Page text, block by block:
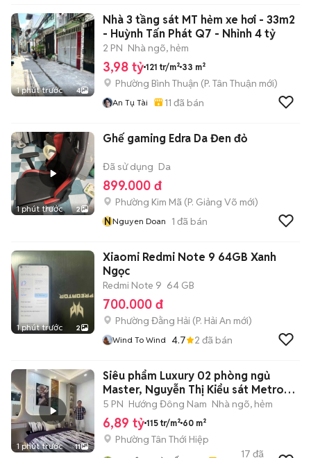
1 phút trước 4
Nhà 3 tầng sát MT hẻm xe hơi - 33m2
- Huỳnh Tấn Phát Q7 - Nhỉnh 4 tỷ
2 PN Nhà ngõ, hẻm
3,98 tỷ 121 tr/m² 33 m²
Phường Bình Thuận (P. Tân Thuận mới)
An Tụ Tài 11 đã bán
1 phút trước 2
Ghế gaming Edra Da Đen đỏ
Đã sử dụng Da
899.000 đ
Phường Kim Mã (P. Giảng Võ mới)
NNguyen Doan 1 đã bán
1 phút trước 2
Xiaomi Redmi Note 9 64GB Xanh
Ngọc
Redmi Note 9 64 GB
700.000 đ
Phường Đằng Hải (P. Hải An mới)
Wind To Wind 4.7 2 đã bán
1 phút trước 11
Siêu phẩm Luxury 02 phòng ngủ
Master, Nguyễn Thị Kiểu sát Metro
Gò vấp
5 PN Hướng Đông Nam Nhà ngõ, hẻm
6,89 tỷ 115 tr/m² 60 m²
Phường Tân Thới Hiệp
17 đã